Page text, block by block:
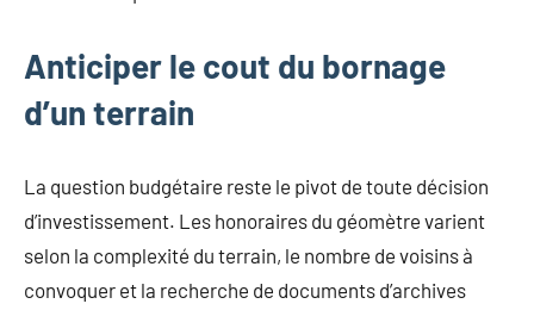
Anticiper le cout du bornage
d’un terrain
La question budgétaire reste le pivot de toute décision
d’investissement. Les honoraires du géomètre varient
selon la complexité du terrain, le nombre de voisins à
convoquer et la recherche de documents d’archives